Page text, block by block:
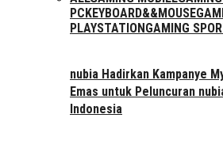
PC KEYBOARD&&MOUSE
PLAYSTATION GAMING
nubia Hadirkan Kampanye
Emas untuk Peluncuran
Indonesia